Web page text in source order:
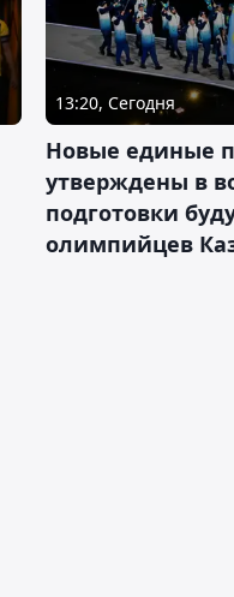
13:20, Сегодня
Новые единые
утверждены в
подготовки
олимпийцев